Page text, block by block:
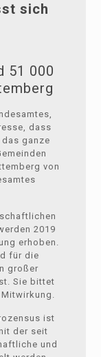
sich
51 000
dass
ganze
von
2019
erhoben.
für die
großer
Sie bittet
ist
der seit
und